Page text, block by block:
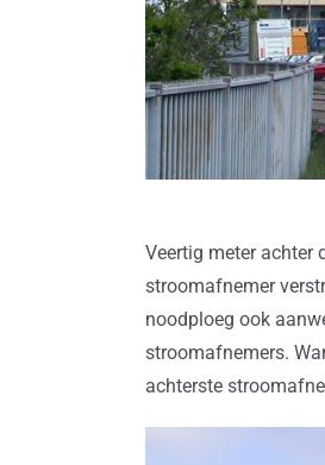
Veertig meter achter
stroomafnemer
noodploeg ook
stroomafnemers.
achterste